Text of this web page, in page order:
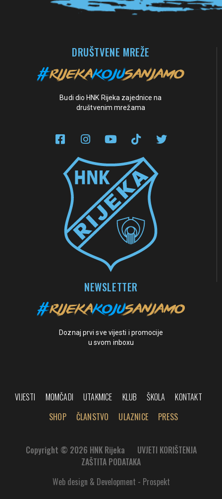
DRUŠTVENE MREŽE
Budi dio HNK Rijeka zajednice na
društvenim mrežama
NEWSLETTER
Doznaj prvi sve vijesti i promocije
u svom inboxu
VIJESTI MOMČADI UTAKMICE KLUB ŠKOLA
KONTAKT
SHOP
ČLANSTVO ULAZNICE PRESS
Copyright © 2026 HNK Rijeka
UVJETI KORIŠTENJA
ZAŠTITA PODATAKA
Web design & Development - Prospekt